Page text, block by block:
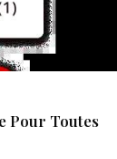
Pour Toutes